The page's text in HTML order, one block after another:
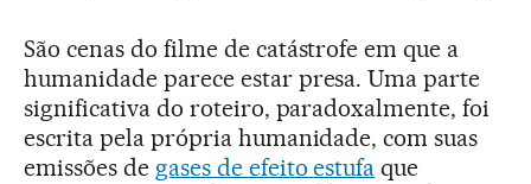
São cenas do filme de catástrofe em que a
humanidade parece estar presa. Uma parte
significativa do roteiro, paradoxalmente, foi
escrita pela própria humanidade, com suas
emissões de gases de efeito estufa que